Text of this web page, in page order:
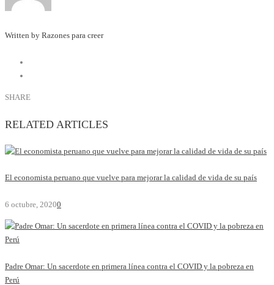
Written by Razones para creer
SHARE
RELATED ARTICLES
El economista peruano que vuelve para mejorar la calidad de vida de su país
6 octubre, 20200
Padre Omar: Un sacerdote en primera línea contra el COVID y la pobreza en
Perú